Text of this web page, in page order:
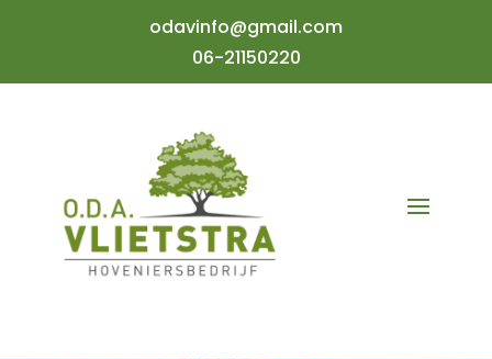
odavinfo@gmail.com
06-21150220